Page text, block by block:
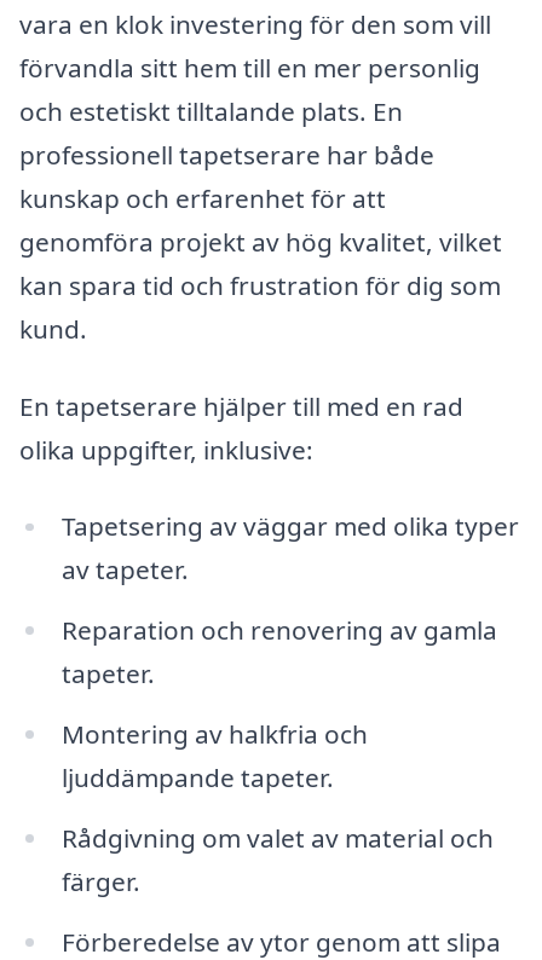
vara en klok investering för den som vill
förvandla sitt hem till en mer personlig
och estetiskt tilltalande plats. En
professionell tapetserare har både
kunskap och erfarenhet för att
genomföra projekt av hög kvalitet, vilket
kan spara tid och frustration för dig som
kund.
En tapetserare hjälper till med en rad
olika uppgifter, inklusive:
Tapetsering av väggar med olika typer
av tapeter.
Reparation och renovering av gamla
tapeter.
Montering av halkfria och
ljuddämpande tapeter.
Rådgivning om valet av material och
färger.
Förberedelse av ytor genom att slipa